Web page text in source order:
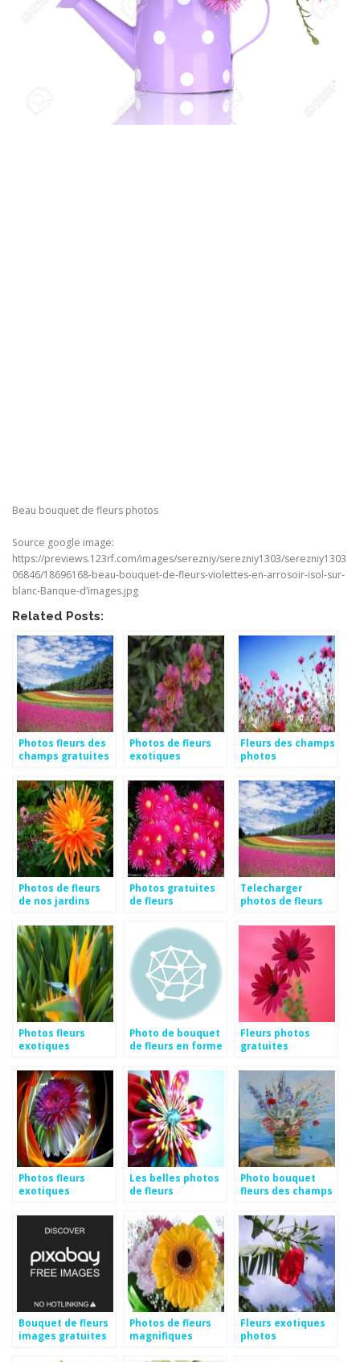
Beau bouquet de fleurs photos
Source google image:
https://previews.123rf.com/images/serezniy/serezniy1303/serezniy1303
06846/18696168-beau-bouquet-de-fleurs-violettes-en-arrosoir-isol-sur-
blanc-Banque-d’images.jpg
Related Posts:
Photos fleurs des
champs gratuites
Photos de fleurs
exotiques
Fleurs des champs
photos
Photos de fleurs
de nos jardins
Photos gratuites
de fleurs
Telecharger
photos de fleurs
Photos fleurs
exotiques
Photo de bouquet
de fleurs en forme
Fleurs photos
gratuites
Photos fleurs
exotiques
Les belles photos
de fleurs
Photo bouquet
fleurs des champs
Bouquet de fleurs
images gratuites
Photos de fleurs
magnifiques
Fleurs exotiques
photos